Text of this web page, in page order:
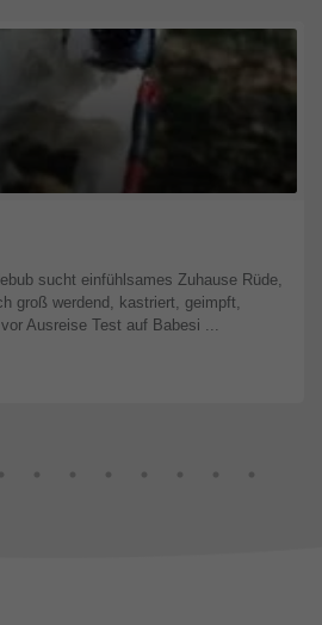
sucht einfühlsames Zuhause Rüde,
groß werdend, kastriert, geimpft,
Ausreise Test auf Babesi ...